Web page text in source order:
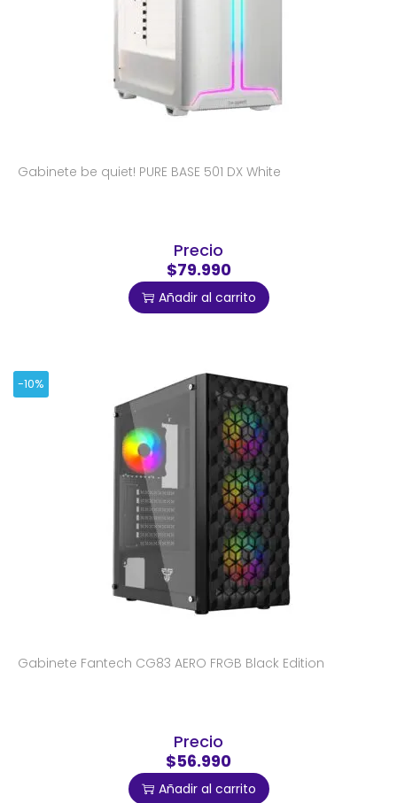
Gabinete be quiet! PURE BASE 501 DX White
Precio
$79.990
Añadir al carrito
-10%
Gabinete Fantech CG83 AERO FRGB Black Edition
Precio
$56.990
Añadir al carrito